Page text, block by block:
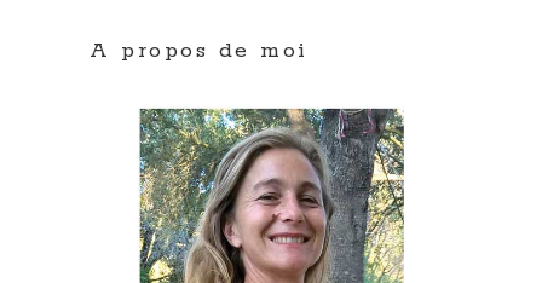
A propos de moi